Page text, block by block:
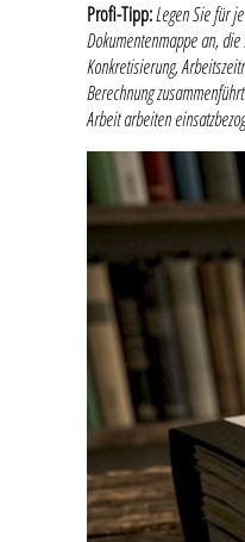
Profi-Tipp:Legen Sie für
Dokumentenmappe an,
Konkretisierung,
Berechnung
Arbeit arbeiten